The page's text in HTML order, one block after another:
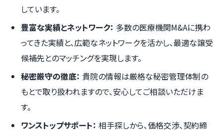
しています。
豊富な実績とネットワーク： 多数の医療機関M&Aに携わ
ってきた実績と、広範なネットワークを活かし、最適な譲受
候補先とのマッチングを実現します。
秘密厳守の徹底： 貴院の情報は厳格な秘密管理体制の
もとで取り扱われますので、安心してご相談いただけま
す。
ワンストップサポート： 相手探しから、価格交渉、契約締